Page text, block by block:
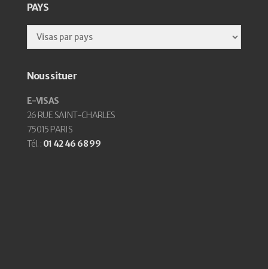
PAYS
Nous situer
E-VISAS
26 RUE SAINT-CHARLES
75015 PARIS
Tél. : 01 42 46 68 99